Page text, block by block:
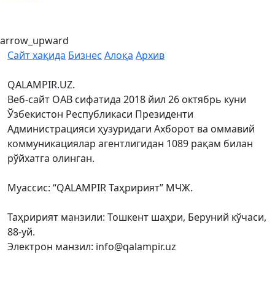
arrow_upward
Сайт хақида Бизнес Алоқа Архив
QALAMPIR.UZ.
Веб-сайт ОАВ сифатида 2018 йил 26 октябрь куни
Ўзбекистон Республикаси Президенти
Администрацияси ҳузуридаги Ахборот ва оммавий
коммуникациялар агентлигидан 1089 рақам билан
рўйхатга олинган.
Муассис: “QALAMPIR Таҳририят” МЧЖ.
Таҳририят манзили: Тошкент шаҳри, Беруний кўчаси,
88-уй.
Электрон манзил: info@qalampir.uz